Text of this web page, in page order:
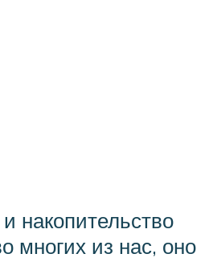
накопительство
многих из нас, оно